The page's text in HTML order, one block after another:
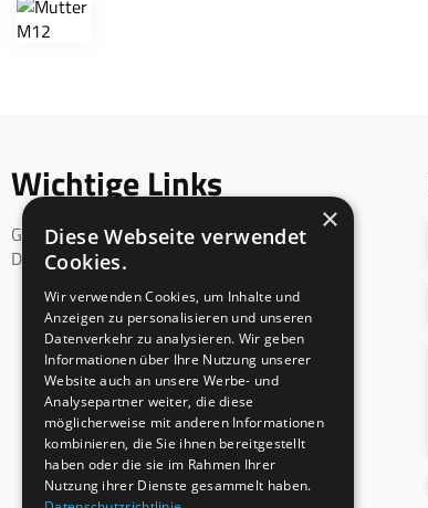
Wichtige Links
Geschäftsbedingungen
DSGVO
×
Diese Webseite verwendet
Cookies.
Wir verwenden Cookies, um Inhalte und
Anzeigen zu personalisieren und unseren
Datenverkehr zu analysieren. Wir geben
Informationen über Ihre Nutzung unserer
Website auch an unsere Werbe- und
Analysepartner weiter, die diese
möglicherweise mit anderen Informationen
kombinieren, die Sie ihnen bereitgestellt
haben oder die sie im Rahmen Ihrer
Nutzung ihrer Dienste gesammelt haben.